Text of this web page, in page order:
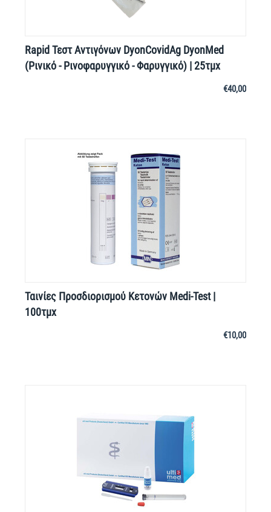
Rapid Τεστ Αντιγόνων DyonCovidAg DyonMed
(Ρινικό - Ρινοφαρυγγικό - Φαρυγγικό) | 25τμχ
€40,00
Ταινίες Προσδιορισμού Κετονών Medi-Test |
100τμχ
€10,00